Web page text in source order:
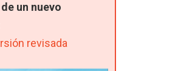
un nuevo
revisada